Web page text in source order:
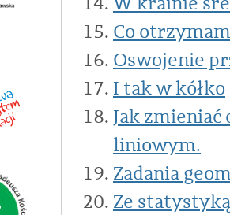
Co
Oswojenie
I tak w kółko
Jak
liniowym.
Zadania
Ze